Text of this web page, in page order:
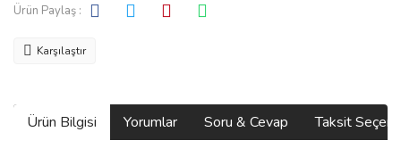
Ürün Paylaş :
Karşılaştır
Ürün Bilgisi Yorumlar Soru & Cevap Taksit